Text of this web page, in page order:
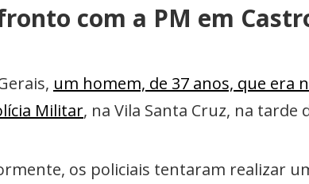
com a PM em
um homem, de 37 anos, que era
Militar, na Vila Santa Cruz, na tarde
os policiais tentaram realizar